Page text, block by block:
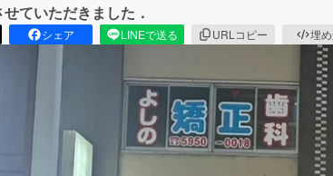
ていただきました．
シェア LINEで送る URLコピー 埋